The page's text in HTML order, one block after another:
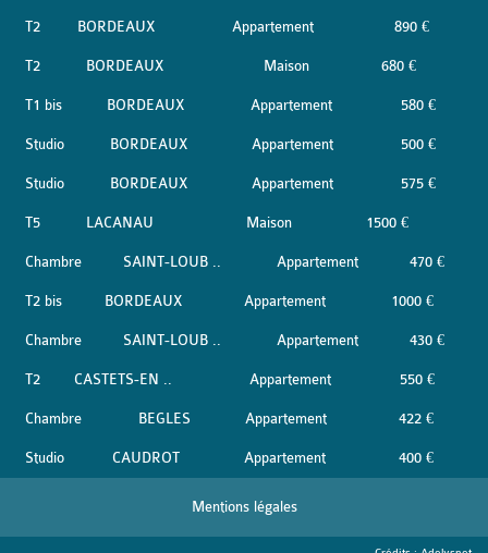
T2 BORDEAUX Appartement 890 €
T2 BORDEAUX Maison 680 €
T1 bis BORDEAUX Appartement 580 €
Studio BORDEAUX Appartement 500 €
Studio BORDEAUX Appartement 575 €
T5 LACANAU Maison 1500 €
Chambre SAINT-LOUB .. Appartement 470 €
T2 bis BORDEAUX Appartement 1000 €
Chambre SAINT-LOUB .. Appartement 430 €
T2 CASTETS-EN .. Appartement 550 €
Chambre BEGLES Appartement 422 €
Studio CAUDROT Appartement 400 €
Mentions légales